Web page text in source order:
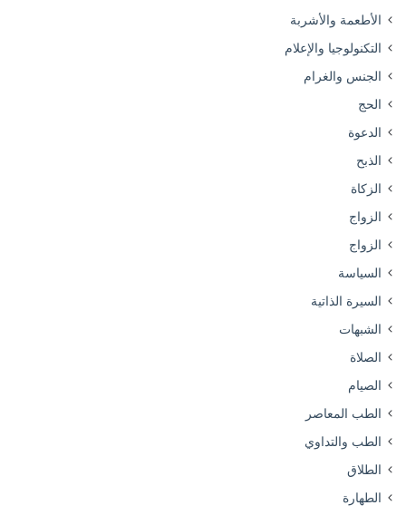
الأطعمة والأشربة
التكنولوجيا والإعلام
الجنس والغرام
الحج
الدعوة
الذبح
الزكاة
الزواج
الزواج
السياسة
السيرة الذاتية
الشبهات
الصلاة
الصيام
الطب المعاصر
الطب والتداوي
الطلاق
الطهارة